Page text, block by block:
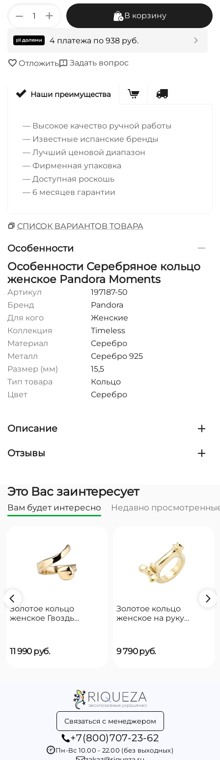
+
− В корзину
4 платежа по 938 руб.
Отложить Задать вопрос
Наши преимущества
— Высокое качество ручной работы
— Известные испанские бренды
— Лучший ценовой диапазон
— Фирменная упаковка
— Доступная роскошь
— 6 месяцев гарантии
СПИСОК ВАРИАНТОВ ТОВАРА
Особенности
Особенности Серебряное кольцо
женское Pandora Moments
Артикул
197187-50
Бренд
Pandora
Для кого
Женские
Коллекция
Timeless
Материал
Серебро
Металл
Серебро 925
Размер (мм)
15,5
Тип товара
Кольцо
Цвет
Серебро
Описание
Отзывы
Это Вас заинтересует
Вам будет интересно Недавно
Золотое кольцо
женское Гвоздь
11 990 руб.
Золотое кольцо
женское на руку
9 790руб.
Связаться с менеджером
+7(800)707-23-62
Пн-Вс 10.00 - 22.00 (без выходных)